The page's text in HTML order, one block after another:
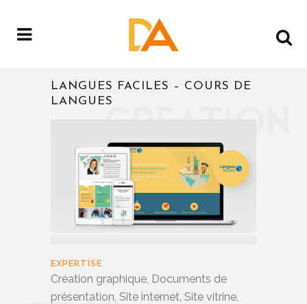
LANGUES FACILES – COURS DE
LANGUES
EXPERTISE
Création graphique, Documents de
présentation, Site internet, Site vitrine,